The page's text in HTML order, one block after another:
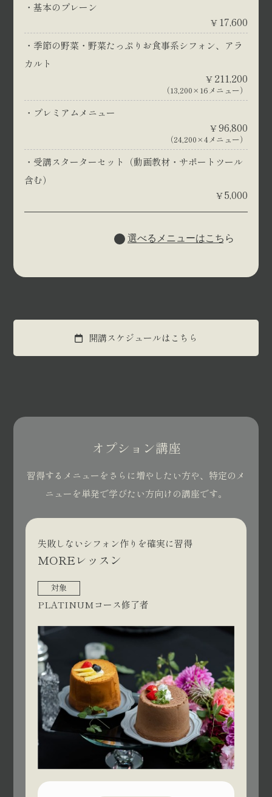
基本のプレーン
¥ 17,600
季節の野菜・野菜たっぷりお食事系シフォン、アラ
カルト
¥ 211,200
（13,200×16メニュー）
プレミアムメニュー
¥96,800
（24,200×4メニュー）
受講スターターセット（動画教材・サポートツール
含む）
¥5,000
選べるメニューはこちら
開講スケジュールはこちら
オプション講座
習得するメニューをさらに増やしたい方や、特定のメ
ニューを単発で学びたい方向けの講座です。
失敗しないシフォン作りを確実に習得
MOREレッスン
対象
PLATINUMコース修了者